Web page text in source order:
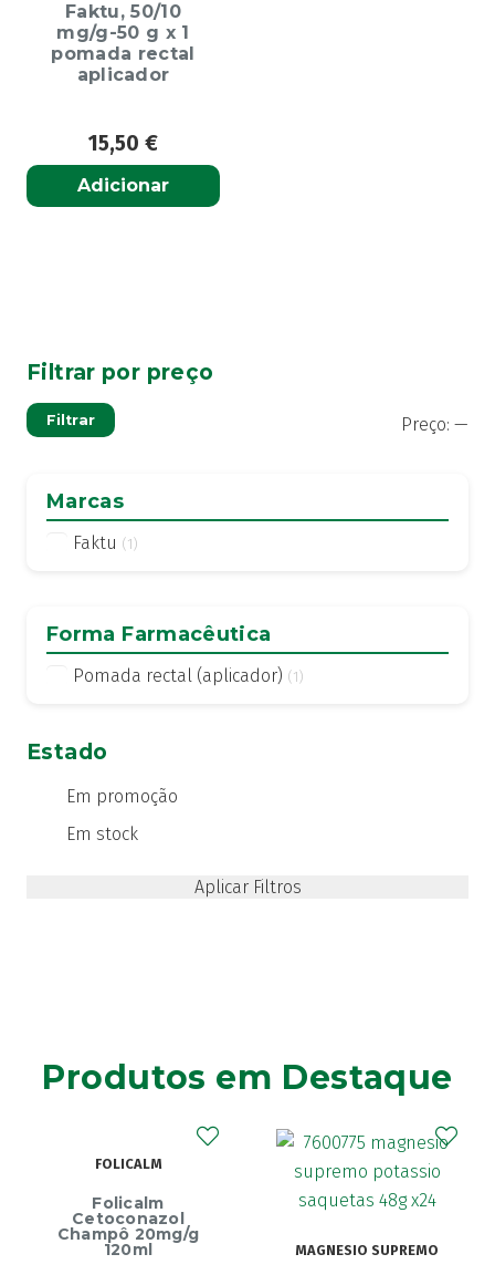
Faktu, 50/10
mg/g-50 g x 1
pomada rectal
aplicador
15,50 €
Adicionar
Filtrar por preço
Filtrar Preço: —
Marcas
Faktu (1)
Forma Farmacêutica
Pomada rectal (aplicador) (1)
Estado
Em promoção
Em stock
Produtos em Destaque
FOLICALM
Folicalm
Cetoconazol
Champô 20mg/g
120ml MAGNESIO SUPREMO